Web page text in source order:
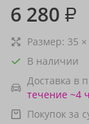
6 280 ₽
Размер: 35 ×
В наличии
Доставка в
течение ~4
Покупок за